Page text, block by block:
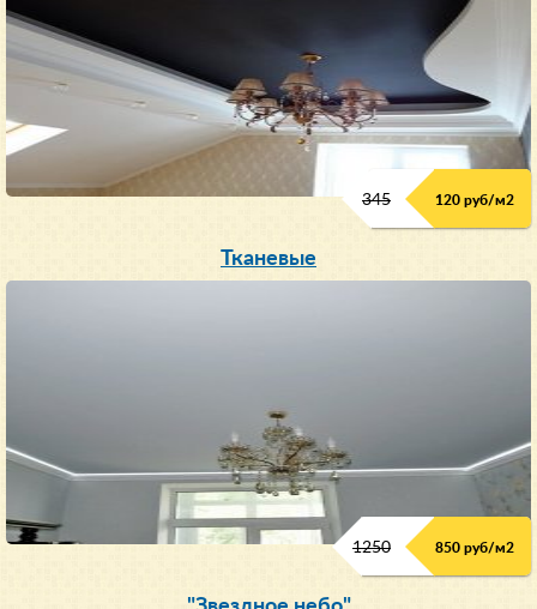
345 120 руб/м2
Тканевые
1250 850 руб/м2